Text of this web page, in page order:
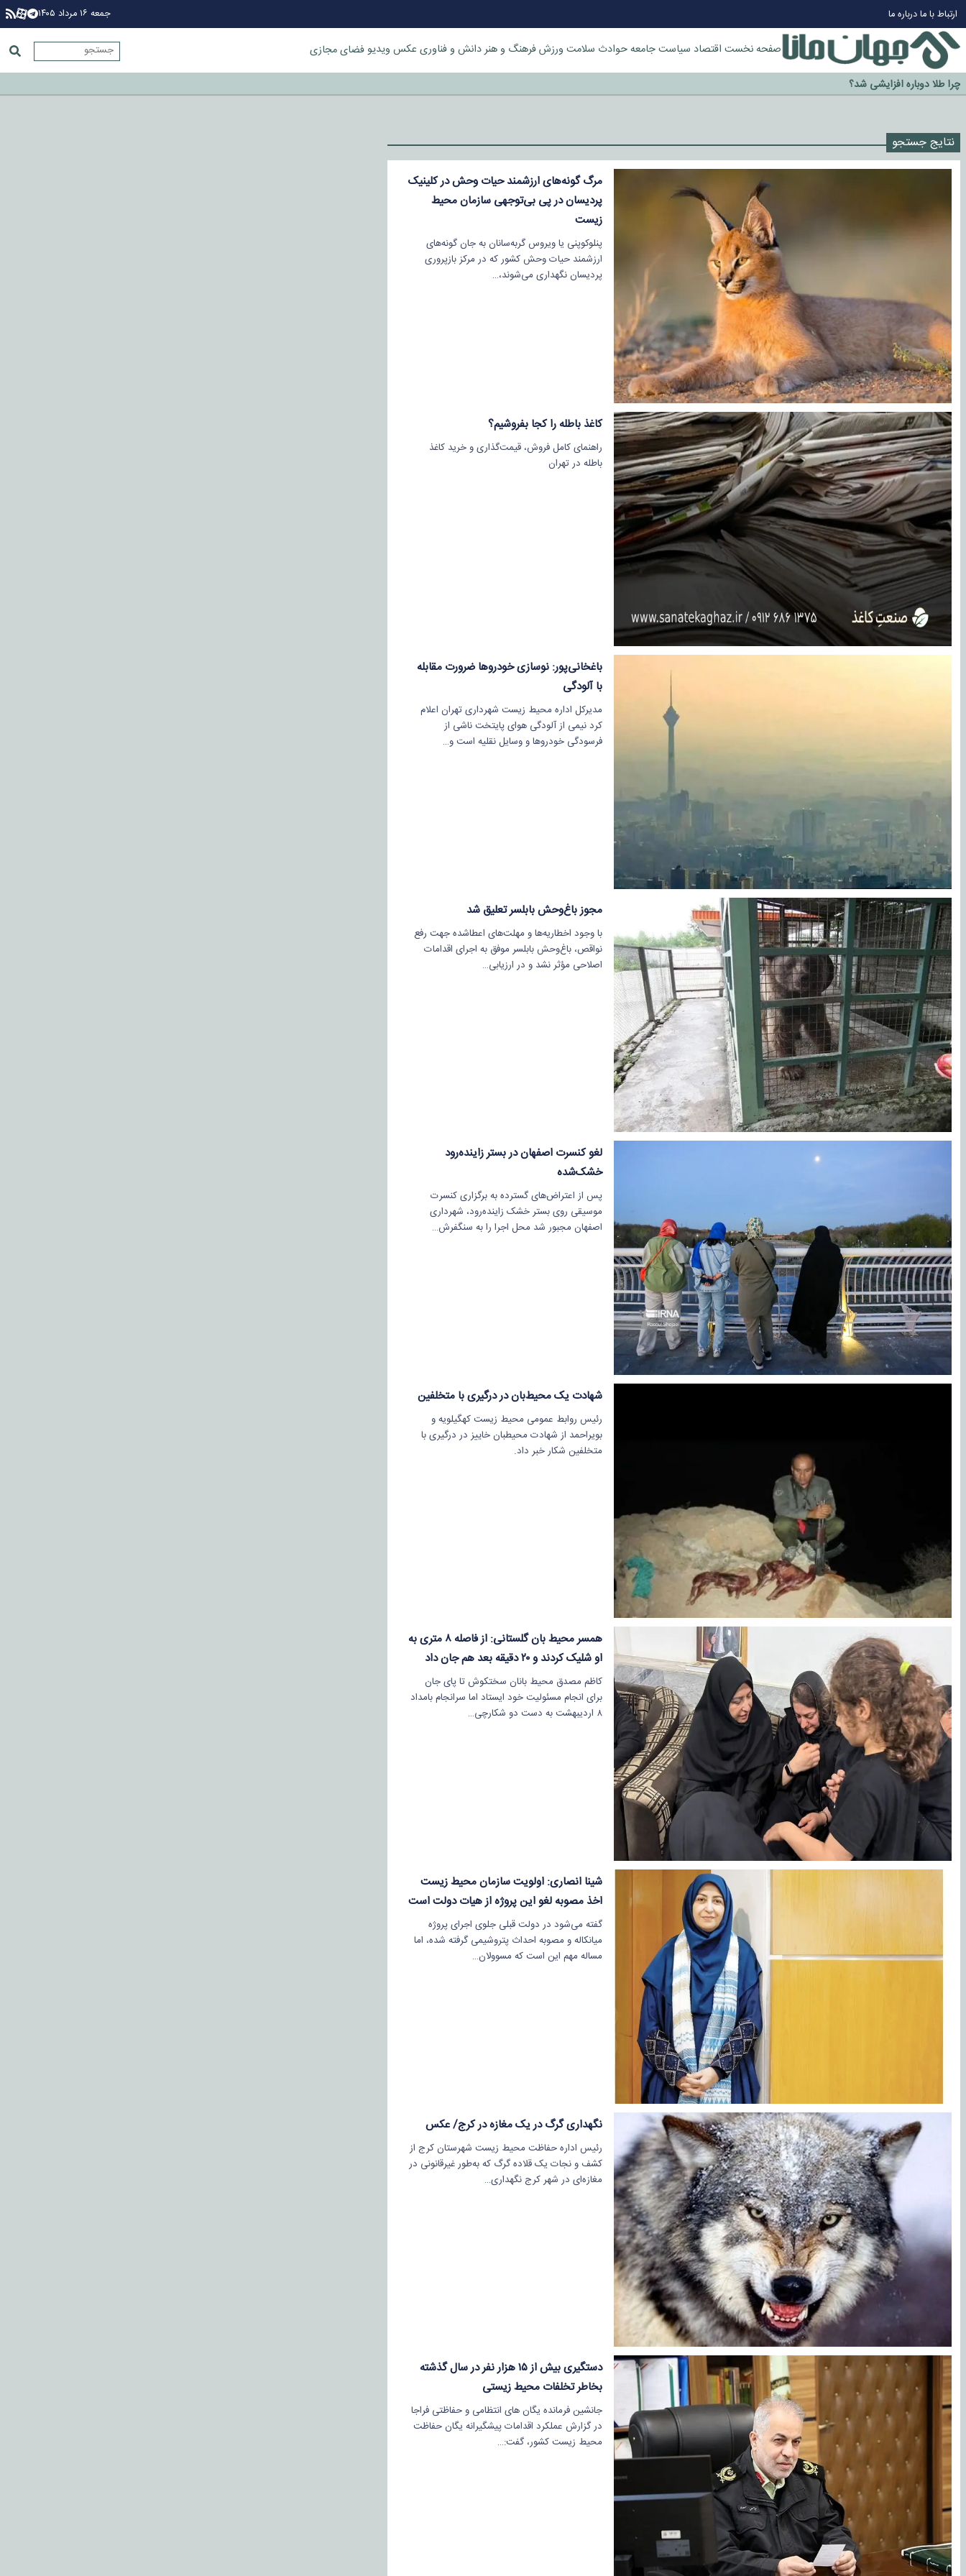
ارتباط با مادرباره ما جمعه ۱۶ مرداد ۱۴۰۵
صفحه نخست اقتصاد سیاستجامعهحوادث سلامت ورزشفرهنگ و هنردانش و فناوری عکس ویدیوفضای مجازی
چرا طلا دوباره افزایشی شد؟
گزینه جدایی اوسمار روی میز مدیران پرسپولیس
سازمان اطلاعات سپاه: پروژه دولت ترامپ برای مهار چین، روسیه و اروپا شکست خورد
نتایج جستجو
مرگ گونه‌های ارزشمند حیات وحش در کلینیک
پردیسان در پی بی‌توجهی سازمان محیط
زیست
پنلوکوپنی یا ویروس گربه‌سانان به جان گونه‌های
ارزشمند حیات وحش کشور که در مرکز بازپروری
پردیسان نگهداری می‌شوند،…
کاغذ باطله را کجا بفروشیم؟
راهنمای کامل فروش، قیمت‌گذاری و خرید کاغذ
باطله در تهران
باغخانی‌پور: نوسازی خودروها ضرورت مقابله
با آلودگی
مدیرکل اداره محیط زیست شهرداری تهران اعلام
کرد نیمی از آلودگی هوای پایتخت ناشی از
فرسودگی خودروها و وسایل نقلیه است و…
مجوز باغ‌وحش بابلسر تعلیق شد
با وجود اخطاریه‌ها و مهلت‌های اعطاشده جهت رفع
نواقص، باغ‌وحش بابلسر موفق به اجرای اقدامات
اصلاحی مؤثر نشد و در ارزیابی…
لغو کنسرت اصفهان در بستر زاینده‌رود
خشک‌شده
پس از اعتراض‌های گسترده به برگزاری کنسرت
موسیقی روی بستر خشک زاینده‌رود، شهرداری
اصفهان مجبور شد محل اجرا را به سنگفرش…
شهادت یک محیط‌بان در درگیری با متخلفین
رئیس روابط عمومی محیط زیست کهگیلویه و
بویراحمد از شهادت محیطبان خاییز در درگیری با
متخلفین شکار خبر داد.
همسر محیط بان گلستانی: از فاصله ۸ متری به
او شلیک کردند و ۲۰ دقیقه بعد هم جان داد
کاظم مصدق محیط بانان سختکوش تا پای جان
برای انجام مسئولیت خود ایستاد اما سرانجام بامداد
۸ اردیبهشت به دست دو شکارچی…
شینا انصاری: اولویت سازمان محیط زیست
اخذ مصوبه لغو این پروژه از هیات دولت است
گفته می‌شود در دولت قبلی جلوی اجرای پروژه
میانکاله و مصوبه احداث پتروشیمی گرفته شده، اما
مساله مهم این است که مسوولان…
نگهداری گرگ در یک مغازه در کرج/ عکس
رئیس اداره حفاظت محیط‌ زیست شهرستان کرج از
کشف و نجات یک قلاده گرگ که به‌طور غیرقانونی در
مغازه‌ای در شهر کرج نگهداری…
دستگیری بیش از ۱۵ هزار نفر در سال گذشته
بخاطر تخلفات محیط زیستی
جانشین فرمانده یگان های انتظامی و حفاظتی فراجا
در گزارش عملکرد اقدامات پیشگیرانه یگان حفاظت
محیط زیست کشور، گفت:…